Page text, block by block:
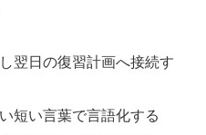
翌日の復習計画へ接続す
短い言葉で言語化する